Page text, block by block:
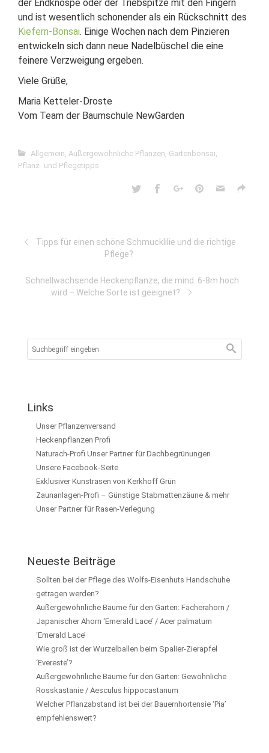
der Endknospe oder der Triebspitze mit den Fingern
und ist wesentlich schonender als ein Rückschnitt des
Kiefern-Bonsai. Einige Wochen nach dem Pinzieren
entwickeln sich dann neue Nadelbüschel die eine
feinere Verzweigung ergeben.
Viele Grüße,
Maria Ketteler-Droste
Vom Team der Baumschule NewGarden
Allgemein, Außergewöhnliche Pflanzen, Gartenbonsai,
Pflanz- und Pflegetipps
Tipps für einen schöne Schmucklilie und die richtige
Pflege?
Schnellwachsende Heckenpflanze, die mind. 6-8m hoch
wird – Welche Sorte ist geeignet?
Links
Unser Pflanzenversand
Heckenpflanzen Profi
Naturach-Profi Unser Partner für Dachbegrünungen
Unsere Facebook-Seite
Exklusiver Kunstrasen von Kerkhoff Grün
Zaunanlagen-Profi – Günstige Stabmattenzäune & mehr
Unser Partner für Rasen-Verlegung
Neueste Beiträge
Sollten bei der Pflege des Wolfs-Eisenhuts Handschuhe
getragen werden?
Außergewöhnliche Bäume für den Garten: Fächerahorn /
Japanischer Ahorn ‘Emerald Lace’ / Acer palmatum
‘Emerald Lace’
Wie groß ist der Wurzelballen beim Spalier-Zierapfel
‘Evereste’?
Außergewöhnliche Bäume für den Garten: Gewöhnliche
Rosskastanie / Aesculus hippocastanum
Welcher Pflanzabstand ist bei der Bauernhortensie ‘Pia’
empfehlenswert?